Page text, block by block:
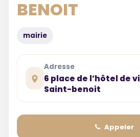
BENOIT
mairie
Adresse
6 place de l’hôtel de
Saint-benoit
Appeler